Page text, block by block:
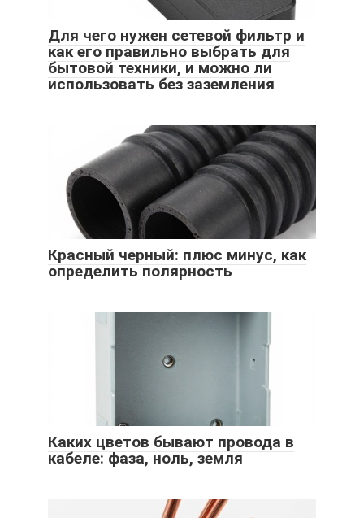
Для чего нужен сетевой фильтр и
как его правильно выбрать для
бытовой техники, и можно ли
использовать без заземления
Красный черный: плюс минус, как
определить полярность
Каких цветов бывают провода в
кабеле: фаза, ноль, земля